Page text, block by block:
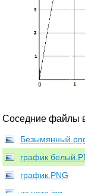
Соседние файлы
график
график.PNG